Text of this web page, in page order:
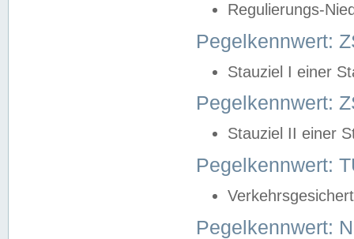
Regulierungs-
Pegelkennwert:
Stauziel I einer
Pegelkennwert:
Stauziel II einer
Pegelkennwert:
Pegelkennwert: